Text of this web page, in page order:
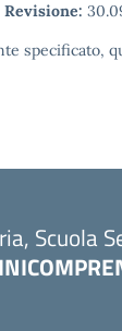
Revisione:
specificato,
Scuola